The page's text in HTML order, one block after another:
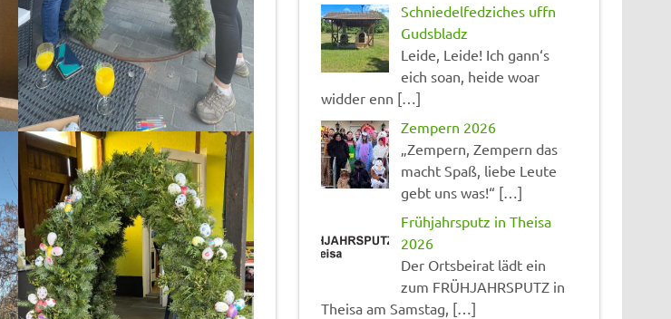
Schniedelfedziches uffn
Gudsbladz
Leide, Leide! Ich gann‘s
eich soan, heide woar
widder enn […]
Zempern 2026
„Zempern, Zempern das
macht Spaß, liebe Leute
gebt uns was!“ […]
Frühjahrsputz in Theisa
2026
Der Ortsbeirat lädt ein
zum FRÜHJAHRSPUTZ in
Theisa am Samstag, […]